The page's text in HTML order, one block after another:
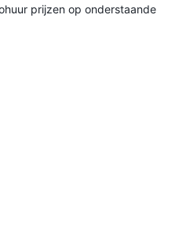
prijzen op onderstaande